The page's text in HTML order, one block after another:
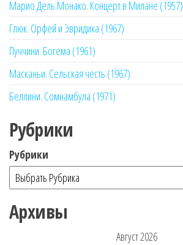
Марио Дель Монако. Концерт в Милане (1957)
Глюк. Орфей и Эвридика (1967)
Пуччини. Богема (1961)
Масканьи. Сельская честь (1967)
Беллини. Сомнамбула (1971)
Рубрики
Рубрики
Архивы
Август 2026